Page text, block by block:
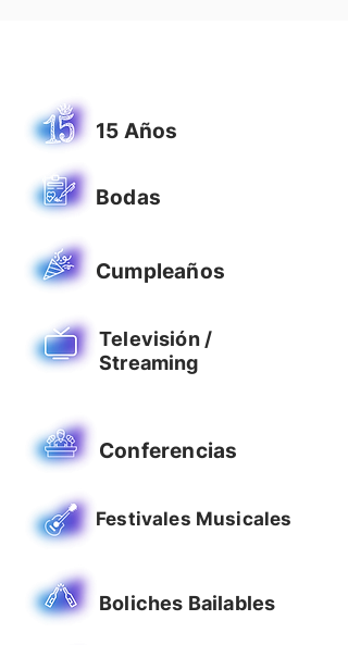
15 Años
Bodas
Cumpleaños
Televisión /
Streaming
Conferencias
Festivales Musicales
Boliches Bailables